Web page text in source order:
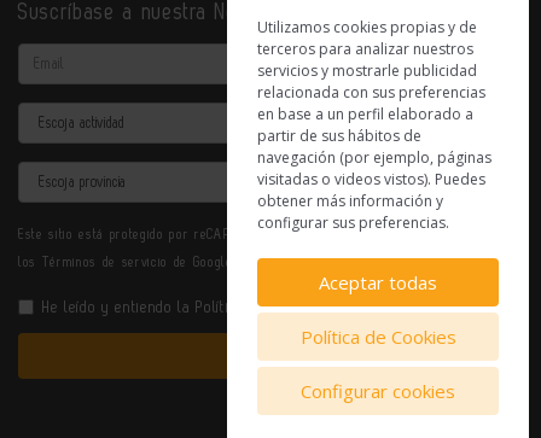
Suscríbase a nuestra Newsletter
Email
Actividad
Provincia
Este sitio está protegido por reCAPTCHA y se aplican la
los Términos de servicio de Google.
He leído y entiendo la Política de Privacidad
Enviar
Utilizamos cookies propias y de
terceros para analizar nuestros
servicios y mostrarle publicidad
relacionada con sus preferencias
en base a un perfil elaborado a
partir de sus hábitos de
navegación (por ejemplo, páginas
visitadas o videos vistos). Puedes
obtener más información y
configurar sus preferencias.
Aceptar todas
Política de Cookies
Configurar cookies